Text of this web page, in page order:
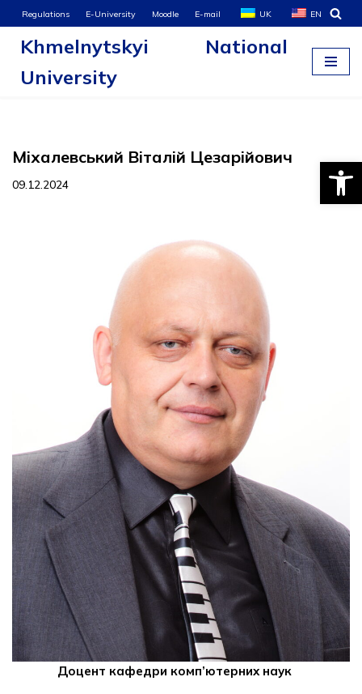
Skip
content
Regulations E-University Moodle E-mail UK EN
Khmelnytskyi National
University
Міхалевський Віталій Цезарійович
09.12.2024
Доцент кафедри комп’ютерних наук